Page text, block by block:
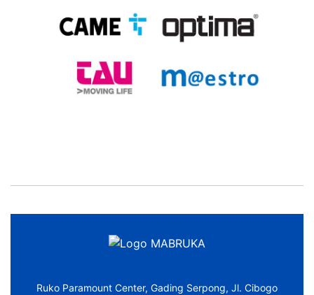
Ruko Paramount Center, Gading Serpong, Jl. Cibogo